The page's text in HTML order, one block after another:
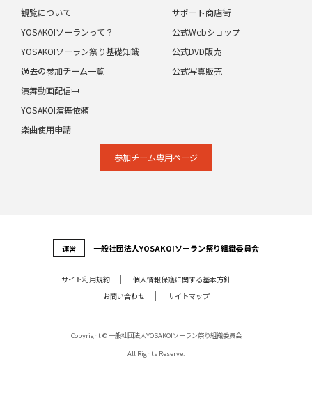
観覧について
サポート商店街
YOSAKOIソーランって？
YOSAKOIソーラン祭り基礎知識
過去の参加チーム一覧
演舞動画配信中
公式Webショップ
公式DVD販売
公式写真販売
YOSAKOI演舞依頼
楽曲使用申請
参加チーム専⽤ページ
運営 ⼀般社団法⼈YOSAKOIソーラン祭り組織委員会
サイト利⽤規約
個⼈情報保護に関する基本⽅針
お問い合わせ
サイトマップ
Copyright © 一般社団法人YOSAKOIソーラン祭り組織委員会
All Rights Reserve.